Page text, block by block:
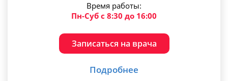
Время работы:
Пн-Суб с 8:30 до 16:00
Записаться на врача
Подробнее